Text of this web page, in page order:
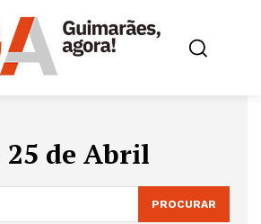
25 de Abril
PROCURAR